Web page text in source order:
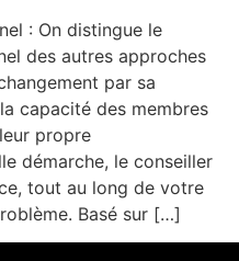
: On distingue le
des autres approches
par sa
capacité des membres
propre
démarche, le conseiller
tout au long de votre
Basé sur […]